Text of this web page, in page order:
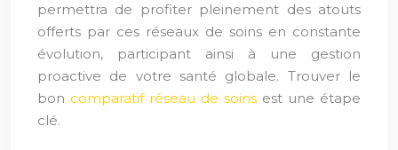
permettra de profiter pleinement des atouts
offerts par ces réseaux de soins en constante
évolution, participant ainsi à une gestion
proactive de votre santé globale. Trouver le
bon comparatif réseau de soins est une étape
clé.